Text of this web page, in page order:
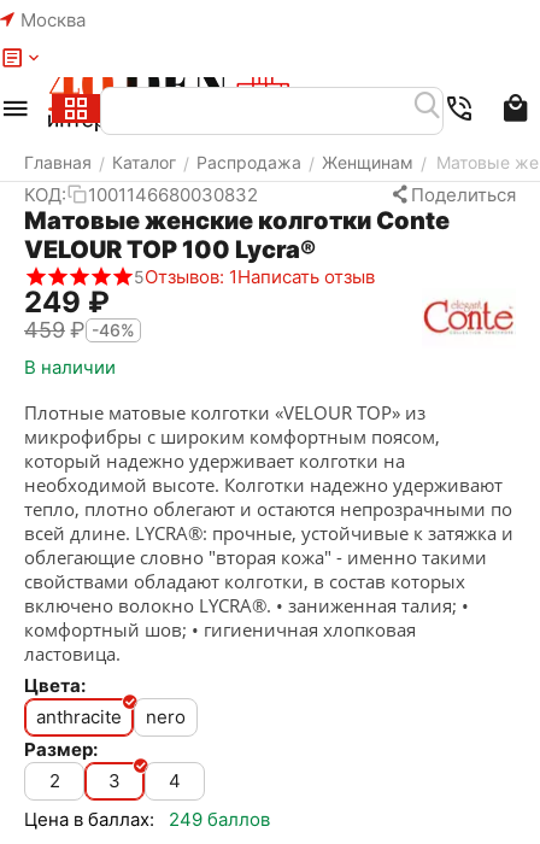
Москва
Главная / Каталог / Распродажа / Женщинам / Матовые
КОД: 1001146680030832 Поделиться
Матовые женские колготки Conte
VELOUR TOP 100 Lycra®
5Отзывов: 1Написать отзыв
‍249‍ ₽
‍459‍₽ -46%
В наличии
Плотные матовые колготки «VELOUR TOP» из
микрофибры с широким комфортным поясом,
который надежно удерживает колготки на
необходимой высоте. Колготки надежно удерживают
тепло, плотно облегают и остаются непрозрачными по
всей длине. LYCRA®: прочные, устойчивые к затяжка и
облегающие словно "вторая кожа" - именно такими
свойствами обладают колготки, в состав которых
включено волокно LYCRA®. • заниженная талия; •
комфортный шов; • гигиеничная хлопковая
ластовица.
Цвета:
anthracite
nero
Размер:
2
3
4
Цена в баллах:
249 баллов
Меню